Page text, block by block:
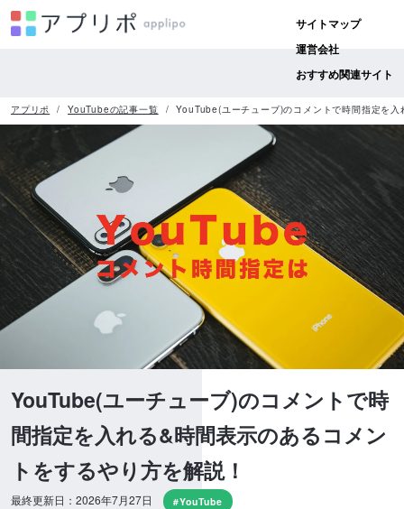
サイトマップ
運営会社
おすすめ関連サイト
アプリポ YouTubeの記事一覧 YouTube(ユーチューブ)のコメントで時間指定を
YouTube(ユーチューブ)のコメントで時
間指定を入れる&時間表示のあるコメン
トをするやり方を解説！
最終更新日：2026年7月27日 #YouTube